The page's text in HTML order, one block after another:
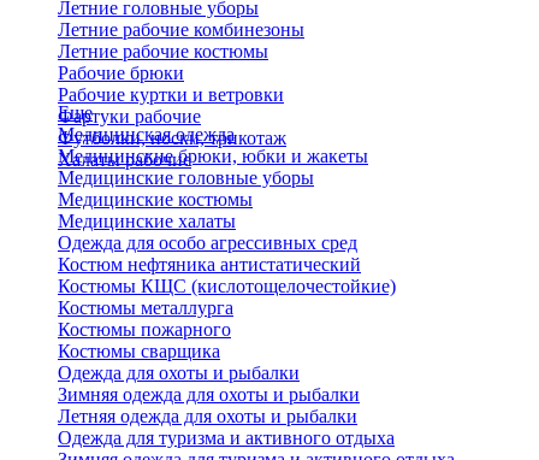
Летние головные уборы
Летние рабочие комбинезоны
Летние рабочие костюмы
Рабочие брюки
Рабочие куртки и ветровки
Фартуки рабочие
Футболки, носки, трикотаж
Халаты рабочие
Еще
Медицинская одежда
Медицинские брюки, юбки и жакеты
Медицинские головные уборы
Медицинские костюмы
Медицинские халаты
Одежда для особо агрессивных сред
Костюм нефтяника антистатический
Костюмы КЩС (кислотощелочестойкие)
Костюмы металлурга
Костюмы пожарного
Костюмы сварщика
Одежда для охоты и рыбалки
Зимняя одежда для охоты и рыбалки
Летняя одежда для охоты и рыбалки
Одежда для туризма и активного отдыха